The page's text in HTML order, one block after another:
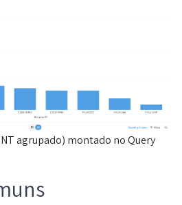
agrupado) montado no Query